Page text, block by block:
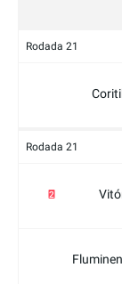
Rodada 21
Rodada 21
2